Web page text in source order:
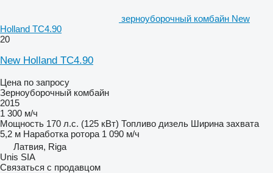
зерноуборочный комбайн New
Holland TC4.90
20
New Holland TC4.90
Цена по запросу
Зерноуборочный комбайн
2015
1 300 м/ч
Мощность 170 л.с. (125 кВт) Топливо дизель Ширина захвата
5,2 м Наработка ротора 1 090 м/ч
Латвия, Riga
Unis SIA
Связаться с продавцом